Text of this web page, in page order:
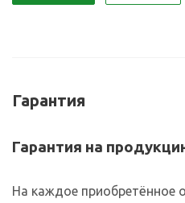
Гарантия
Гарантия на
На каждое приобретённое